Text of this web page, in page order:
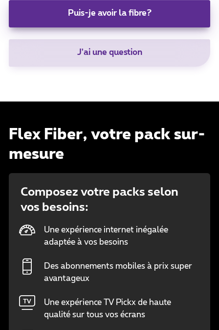
Puis-je avoir la fibre?
J'ai une question
Flex Fiber, votre pack sur-
mesure
Composez votre packs selon
vos besoins:
Une expérience internet inégalée
adaptée à vos besoins
Des abonnements mobiles à prix super
avantageux
Une expérience TV Pickx de haute
qualité sur tous vos écrans